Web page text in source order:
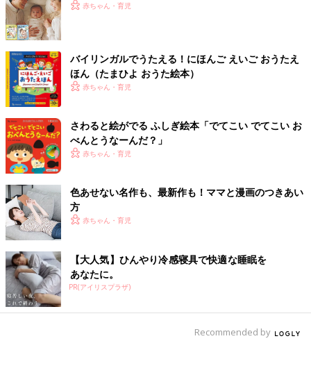
赤ちゃん・育児
バイリンガルでうたえる！にほんご えいご おうたえ
ほん（たまひよ おうた絵本）
赤ちゃん・育児
さわると絵がでる ふしぎ絵本「でてこい でてこい お
べんとうなーんだ？」
赤ちゃん・育児
色あせない名作も、最新作も！ママと漫画のつきあい
方
赤ちゃん・育児
【大人気】ひんやり冷感寝具で快適な睡眠を
あなたに。
PR(アイリスプラザ)
Recommended by